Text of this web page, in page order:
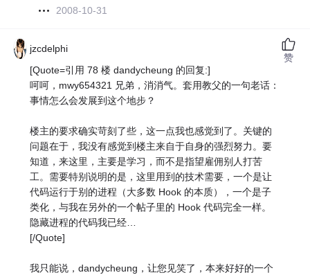
2008-10-31
jzcdelphi
[Quote=引用 78 楼 dandycheung 的回复:]
呵呵，mwy654321 兄弟，消消气。套用教父的一句老话：
事情怎么会发展到这个地步？
楼主的要求确实苛刻了些，这一点我也感觉到了。关键的
问题在于，我没有感觉到楼主来自于自身的强烈努力。要
知道，来这里，主要是学习，而不是指望雇佣别人打苦
工。需要特别说明的是，这里用到的技术需要，一个是让
代码运行于别的进程（大多数 Hook 的本质），一个是子
类化，与我在另外的一个帖子里的 Hook 代码完全一样。
隐藏进程的代码我已经…
[/Quote]
我只能说，dandycheung，让您见笑了，本来好好的一个
赞